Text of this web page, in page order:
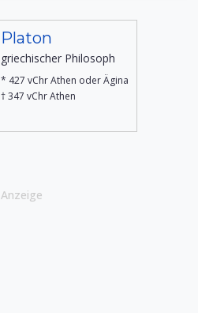
Platon
griechischer Philosoph
* 427 vChr Athen oder Ägina
† 347 vChr Athen
Anzeige